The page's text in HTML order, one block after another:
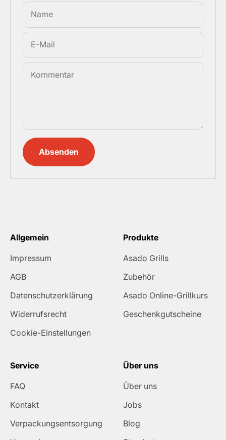
Name
E-Mail
Kommentar
Absenden
Allgemein
Impressum
AGB
Datenschutzerklärung
Widerrufsrecht
Cookie-Einstellungen
Produkte
Asado Grills
Zubehör
Asado Online-Grillkurs
Geschenkgutscheine
Service
FAQ
Kontakt
Verpackungsentsorgung
Über uns
Über uns
Jobs
Blog